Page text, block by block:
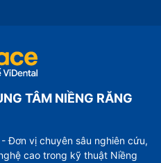
TÂM NIỀNG RĂNG
Đơn vị chuyên sâu nghiên cứu,
cao trong kỹ thuật Niềng